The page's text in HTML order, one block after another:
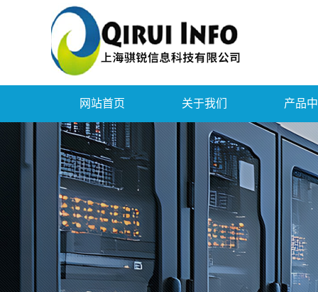
网站首页 关于我们 产品